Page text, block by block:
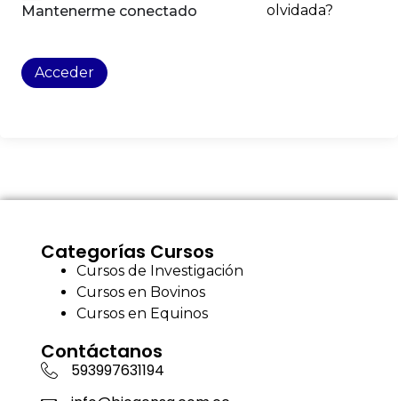
Mantenerme conectado
olvidada?
Acceder
Categorías Cursos
Cursos de Investigación
Cursos en Bovinos
Cursos en Equinos
Contáctanos
593997631194